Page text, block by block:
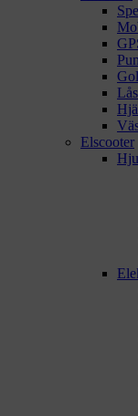
Lås
Elscooter